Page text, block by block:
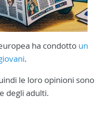
ha condotto un
.
le loro opinioni sono
degli adulti.